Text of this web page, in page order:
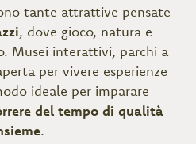
tante attrattive pensate
, dove gioco, natura e
Musei interattivi, parchi a
per vivere esperienze
ideale per imparare
del tempo di qualità
.